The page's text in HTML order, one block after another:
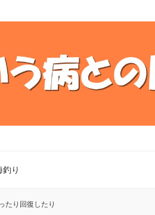
釣り
たり回復したり